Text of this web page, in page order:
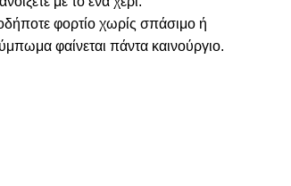
φορτίο χωρίς σπάσιμο ή
φαίνεται πάντα καινούργιο.